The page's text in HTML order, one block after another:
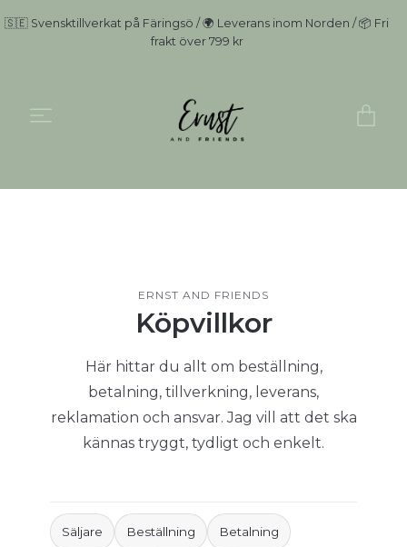
🇸🇪 Svensktillverkat på Färingsö / 🌍 Leverans inom Norden / 📦 Fri
frakt över 799 kr
ERNST AND FRIENDS
Köpvillkor
Här hittar du allt om beställning,
betalning, tillverkning, leverans,
reklamation och ansvar. Jag vill att det ska
kännas tryggt, tydligt och enkelt.
Säljare Beställning Betalning